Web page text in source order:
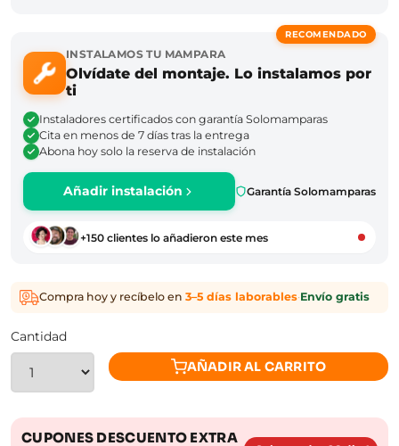
RECOMENDADO
INSTALAMOS TU MAMPARA
Olvídate del montaje. Lo instalamos por
ti
Instaladores certificados con garantía Solomamparas
Cita en menos de 7 días tras la entrega
Abona hoy solo la reserva de instalación
Añadir instalación Garantía Solomamparas
+150 clientes lo añadieron este mes
Compra hoy y recíbelo en 3–5 días laborables·Envío gratis
Cantidad
AÑADIR AL CARRITO
CUPONES DESCUENTO EXTRA